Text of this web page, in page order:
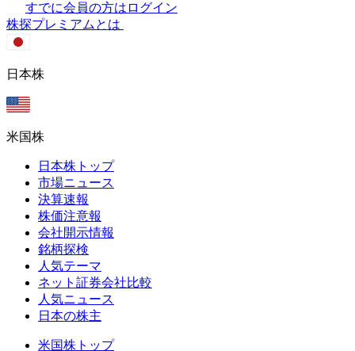
すでに会員の方はログイン
株探プレミアムとは
日本株
米国株
日本株トップ
市場ニュース
決算速報
株価注意報
会社開示情報
銘柄探検
人気テーマ
ネット証券会社比較
人気ニュース
日本の株主
米国株トップ